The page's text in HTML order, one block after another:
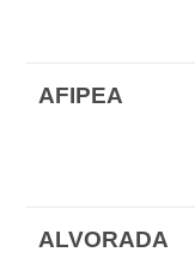
AFIPEA
ALVORADA